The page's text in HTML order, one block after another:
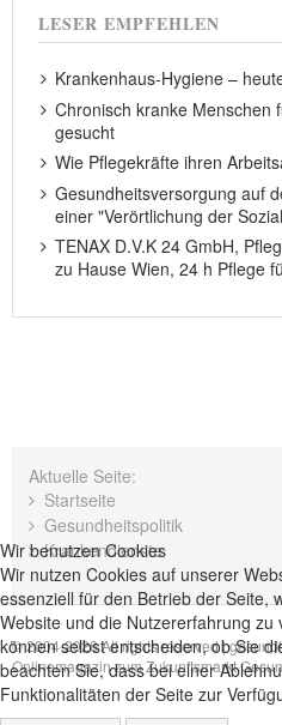
LESER EMPFEHLEN
Krankenhaus-Hygiene –
Chronisch kranke Menschen
gesucht
Wie Pflegekräfte ihren
Gesundheitsversorgung auf
einer "Verörtlichung der
TENAX D.V.K 24 GmbH,
zu Hause Wien, 24 h Pflege
Aktuelle Seite:
Startseite
Gesundheitspolitik
Krankendienste
© 2004-2026 All rights reserved |
Onlinemagazin zum Zukunftsmarkt
Wir benutzen Cookies
Wir nutzen Cookies auf unserer
essenziell für den Betrieb der Seite,
Website und die Nutzererfahrung
können selbst entscheiden, ob Sie
beachten Sie, dass bei einer
Funktionalitäten der Seite zur